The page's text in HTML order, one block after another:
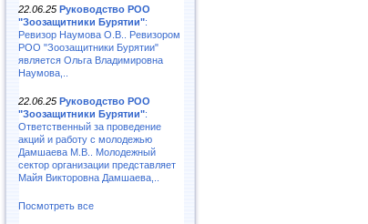
22.06.25 Руководство РОО
"Зоозащитники Бурятии":
Ревизор Наумова О.В.. Ревизором
РОО "Зоозащитники Бурятии"
является Ольга Владимировна
Наумова,..
22.06.25 Руководство РОО
"Зоозащитники Бурятии":
Ответственный за проведение
акций и работу с молодежью
Дамшаева М.В.. Молодежный
сектор организации представляет
Майя Викторовна Дамшаева,..
Посмотреть все